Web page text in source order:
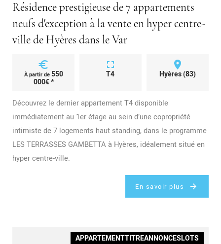
Résidence prestigieuse de 7 appartements
neufs d'exception à la vente en hyper centre-
ville de Hyères dans le Var
euro
À partir de550
000€ *
fullscreen
T4
place
Hyères (83)
Découvrez le dernier appartement T4 disponible
immédiatement au 1er étage au sein d’une copropriété
intimiste de 7 logements haut standing, dans le programme
LES TERRASSES GAMBETTA à Hyères, idéalement situé en
hyper centre-ville.
En savoir plus
APPARTEMENTTITREANNONCESLOTS